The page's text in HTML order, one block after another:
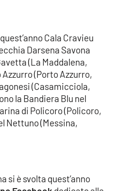
Cala Cravieu
Darsena Savona
(La Maddalena,
(Porto Azzurro,
(Casamicciola,
la Bandiera Blu nel
di Policoro (Policoro,
Nettuno (Messina,
si è svolta quest’anno